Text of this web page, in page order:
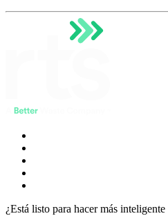
¿Está listo para hacer más